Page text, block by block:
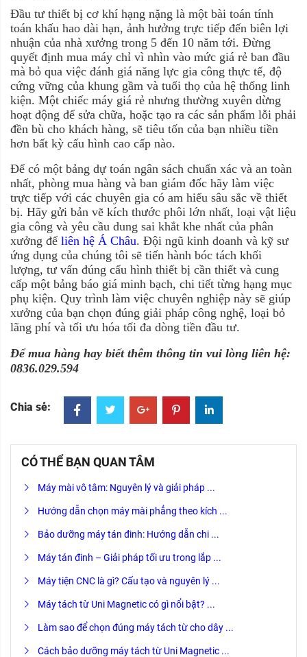
Đầu tư thiết bị cơ khí hạng nặng là một bài toán tính
toán khấu hao dài hạn, ảnh hưởng trực tiếp đến biên lợi
nhuận của nhà xưởng trong 5 đến 10 năm tới. Đừng
quyết định mua máy chỉ vì nhìn vào mức giá rẻ ban đầu
mà bỏ qua việc đánh giá năng lực gia công thực tế, độ
cứng vững của khung gầm và tuổi thọ của hệ thống linh
kiện. Một chiếc máy giá rẻ nhưng thường xuyên dừng
hoạt động để sửa chữa, hoặc tạo ra các sản phẩm lỗi phải
đền bù cho khách hàng, sẽ tiêu tốn của bạn nhiều tiền
hơn bất kỳ cấu hình cao cấp nào.
Để có một bảng dự toán ngân sách chuẩn xác và an toàn
nhất, phòng mua hàng và ban giám đốc hãy làm việc
trực tiếp với các chuyên gia có am hiểu sâu sắc về thiết
bị. Hãy gửi bản vẽ kích thước phôi lớn nhất, loại vật liệu
gia công và yêu cầu dung sai khắt khe nhất của phân
xưởng để liên hệ Á Châu. Đội ngũ kinh doanh và kỹ sư
ứng dụng của chúng tôi sẽ tiến hành bóc tách khối
lượng, tư vấn đúng cấu hình thiết bị cần thiết và cung
cấp một bảng báo giá minh bạch, chi tiết từng hạng mục
phụ kiện. Quy trình làm việc chuyên nghiệp này sẽ giúp
xưởng của bạn chọn đúng giải pháp công nghệ, loại bỏ
lãng phí và tối ưu hóa tối đa dòng tiền đầu tư.
Để mua hàng hay biết thêm thông tin vui lòng liên hệ:
0836.029.594
Chia sẻ:
CÓ THỂ BẠN QUAN TÂM
Máy mài vô tâm: Nguyên lý và giải pháp ...
Hướng dẫn chọn máy mài phẳng theo kích ...
Bảo dưỡng máy tán đinh: Hướng dẫn chi ...
Máy tán đinh – Giải pháp tối ưu trong lắp ...
Máy tiện CNC là gì? Cấu tạo và nguyên lý ...
Máy tách từ Uni Magnetic có gì nổi bật? ...
Làm sao để chọn đúng máy tách từ cho dây ...
Cách bảo dưỡng máy tách từ Uni Magnetic ...